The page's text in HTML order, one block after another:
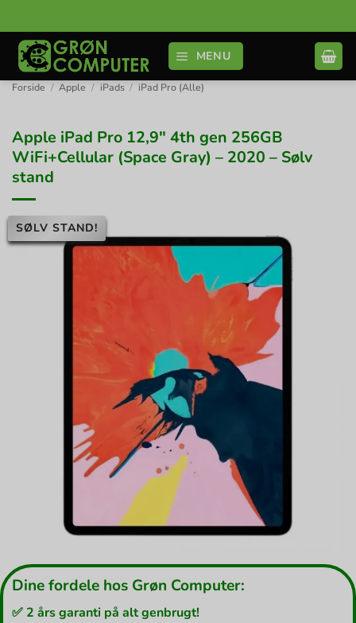
til
indhold
MENU
Forside / Apple / iPads / iPad Pro (Alle)
Apple iPad Pro 12,9″ 4th gen 256GB
WiFi+Cellular (Space Gray) – 2020 – Sølv
stand
SØLV STAND!
Dine fordele hos Grøn Computer:
✅ 2 års garanti på alt genbrugt!